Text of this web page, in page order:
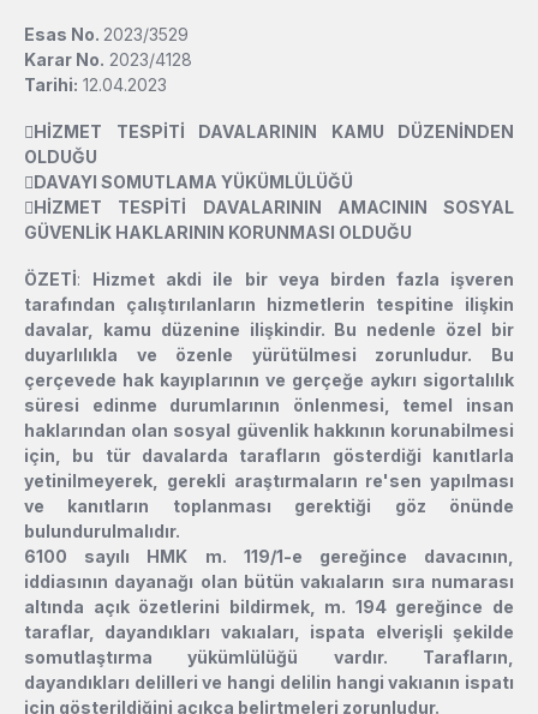
Esas No. 2023/3529
Karar No. 2023/4128
Tarihi: 12.04.2023
HİZMET TESPİTİ DAVALARININ KAMU DÜZENİNDEN
OLDUĞU
DAVAYI SOMUTLAMA YÜKÜMLÜLÜĞÜ
HİZMET TESPİTİ DAVALARININ AMACININ SOSYAL
GÜVENLİK HAKLARININ KORUNMASI OLDUĞU
ÖZETİ: Hizmet akdi ile bir veya birden fazla işveren
tarafından çalıştırılanların hizmetlerin tespitine ilişkin
davalar, kamu düzenine ilişkindir. Bu nedenle özel bir
duyarlılıkla ve özenle yürütülmesi zorunludur. Bu
çerçevede hak kayıplarının ve gerçeğe aykırı sigortalılık
süresi edinme durumlarının önlenmesi, temel insan
haklarından olan sosyal güvenlik hakkının korunabilmesi
için, bu tür davalarda tarafların gösterdiği kanıtlarla
yetinilmeyerek, gerekli araştırmaların re'sen yapılması
ve kanıtların toplanması gerektiği göz önünde
bulundurulmalıdır.
6100 sayılı HMK m. 119/1-e gereğince davacının,
iddiasının dayanağı olan bütün vakıaların sıra numarası
altında açık özetlerini bildirmek, m. 194 gereğince de
taraflar, dayandıkları vakıaları, ispata elverişli şekilde
somutlaştırma yükümlülüğü vardır. Tarafların,
dayandıkları delilleri ve hangi delilin hangi vakıanın ispatı
için gösterildiğini açıkça belirtmeleri zorunludur.